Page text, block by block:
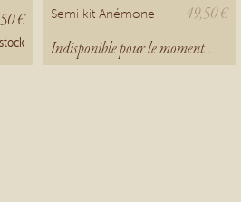
€ Semi kit Anémone
49,50 €
Indisponible pour le moment...